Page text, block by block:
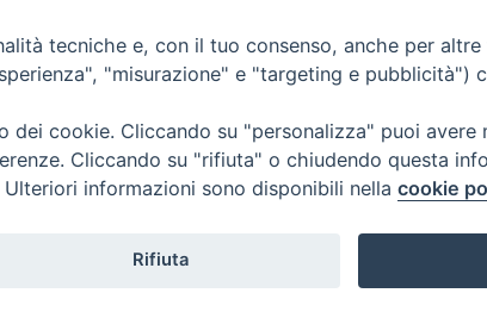
Cookie Policy
tecniche e, con il tuo consenso, anche per
"misurazione" e "targeting e pubblicità")
cookie. Cliccando su "personalizza" puoi avere
Cliccando su "rifiuta" o chiudendo questa
informazioni sono disponibili nella cookie
Rifiuta